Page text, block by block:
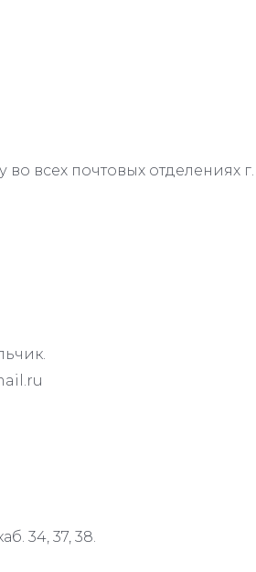
во всех почтовых отделениях
34, 37, 38.